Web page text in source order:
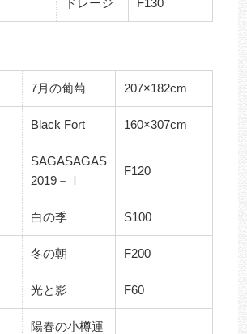
7月の葡萄 207×182cm
Black Fort 160×307cm
SAGASAGAS
2019－Ⅰ
F120
白の季 S100
冬の朝 F200
光と影 F60
陽春の小樽運